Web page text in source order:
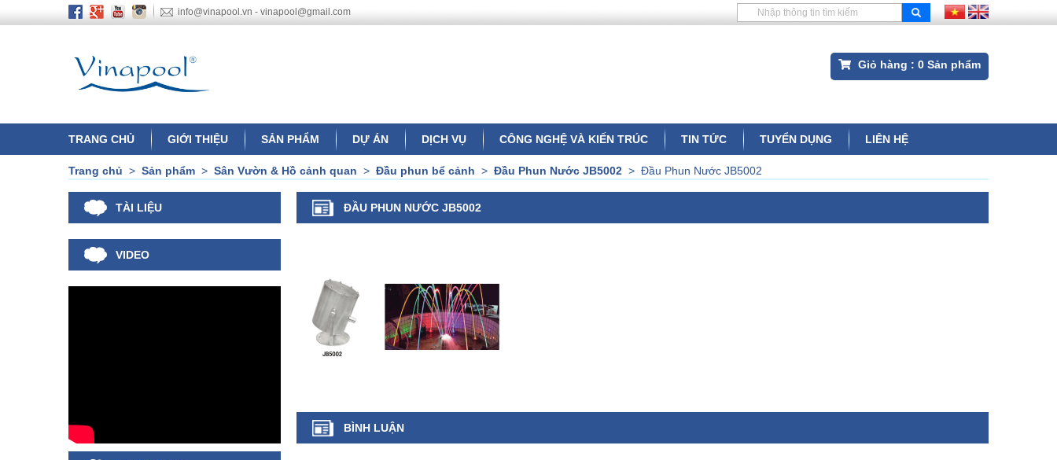
info@vinapool.vn - vinapool@gmail.com
Giỏ hàng : 0 Sản phẩm
TRANG CHỦ GIỚI THIỆU SẢN PHẨM DỰ ÁN DỊCH VỤ CÔNG NGHỆ VÀ KIẾN TRÚC TIN TỨC TUYỂN DỤNG LIÊN HỆ
Trang chủ > Sản phẩm > Sân Vườn & Hồ cảnh quan > Đầu phun bể cảnh > Đầu Phun Nước JB5002 > Đầu Phun Nước JB5002
TÀI LIỆU
VIDEO
ĐẦU PHUN NƯỚC JB5002
BÌNH LUẬN